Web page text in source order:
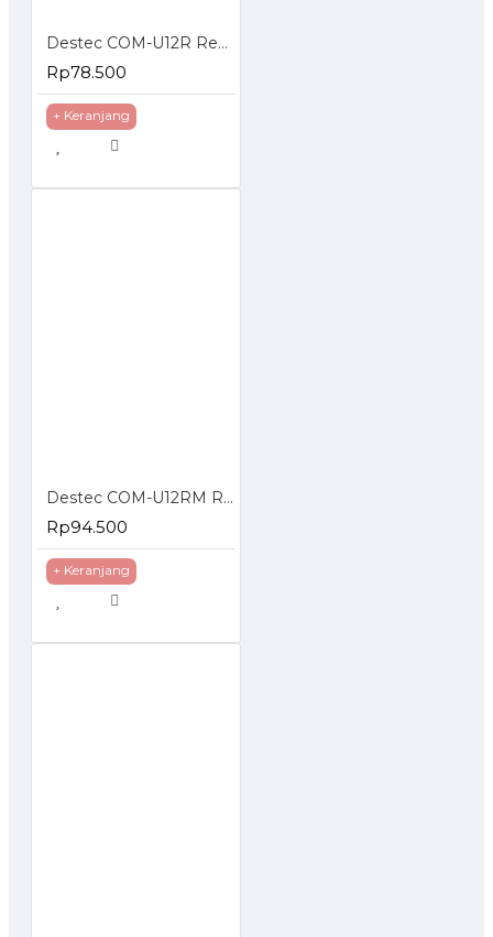
Destec COM-U12R Regulator Gas dengan Pengaman Ganda
Rp78.500
+ Keranjang
Destec COM-U12RM Regulator Gas dengan Meteran
Rp94.500
+ Keranjang